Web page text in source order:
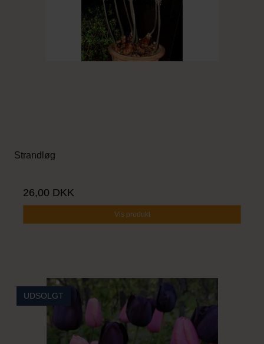
Strandløg
26,00 DKK
Vis produkt
UDSOLGT